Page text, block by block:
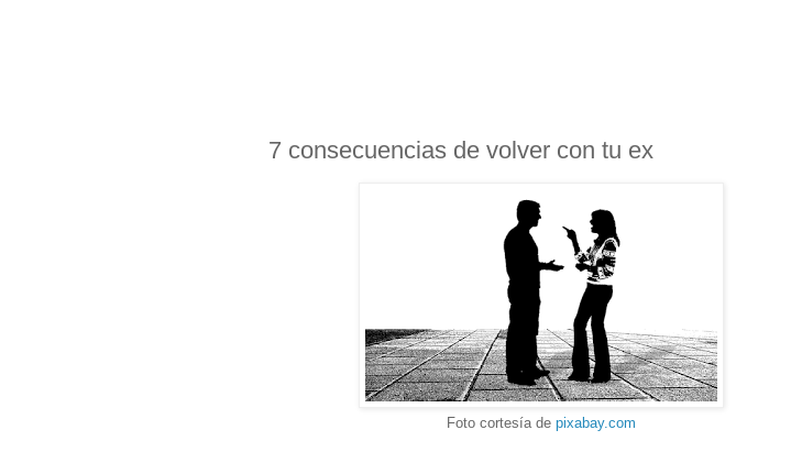
7 consecuencias de volver con tu ex
Foto cortesía de pixabay.com